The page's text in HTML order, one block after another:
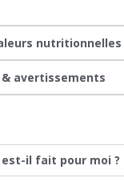
nutritionnelles
avertissements
est-il fait pour moi ?